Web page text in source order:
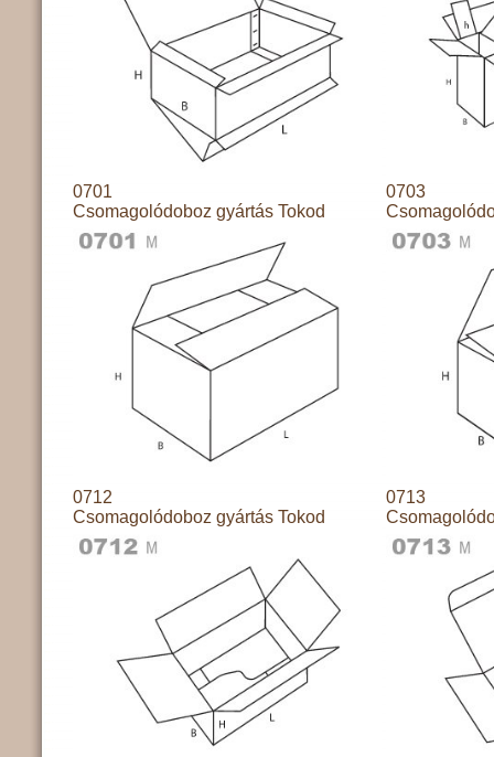
0701
Csomagolódoboz gyártás Tokod
0703
0712
Csomagolódoboz gyártás Tokod
0713